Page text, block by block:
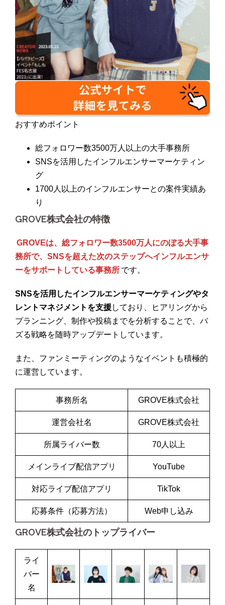
おすすめポイント
総フォロワー数3500万人以上の大手事務所
SNSを活用したインフルエンサーマーケティン
グ
1700人以上のインフルエンサーとの案件実績あ
り
GROVE株式会社の特徴
GROVEは、総フォロワー数3500万人にのぼる大手事
務所で、SNSを超えた次のステップへインフルエンサ
ーをサポートしている事務所 です。
SNSを活用したインフルエンサーマーケティングやタ
レントマネジメントを支援しており、ヒアリングから
プランニング、制作や投稿までを分析することで、バ
ズる戦略を随時アップデートしています。
また、ファンミーティングのようなイベントも積極的
に運営しています。
事務所名 GROVE株式会社
運営会社名 GROVE株式会社
所属ライバー数 70人以上
メインライブ配信アプリ YouTube
対応ライブ配信アプリ TikTok
応募条件（応募方法） Web申し込み
GROVE株式会社のトップライバー
ライ
バー
名